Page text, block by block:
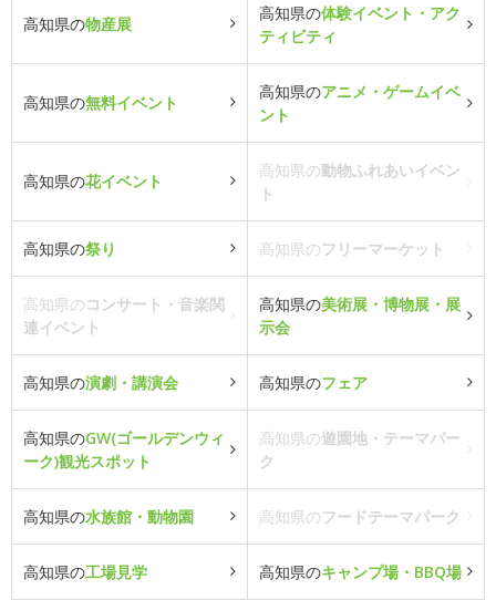
高知県の物産展
高知県の体験イベント・アク
ティビティ
高知県の無料イベント
高知県のアニメ・ゲームイベ
ント
高知県の花イベント
高知県の動物ふれあいイベン
ト
高知県の祭り 高知県のフリーマーケット
高知県のコンサート・音楽関
連イベント
高知県の美術展・博物展・展
示会
高知県の演劇・講演会 高知県のフェア
高知県のGW(ゴールデンウィ
ーク)観光スポット
高知県の遊園地・テーマパー
ク
高知県の水族館・動物園 高知県のフードテーマパーク
高知県の工場見学 高知県のキャンプ場・BBQ場